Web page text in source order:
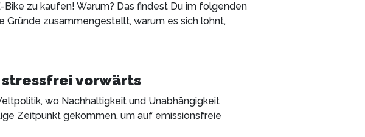
Bike zu kaufen! Warum? Das findest Du im folgenden
Gründe zusammengestellt, warum es sich lohnt,
stressfrei vorwärts
wo Nachhaltigkeit und Unabhängigkeit
Zeitpunkt gekommen, um auf emissionsfreie